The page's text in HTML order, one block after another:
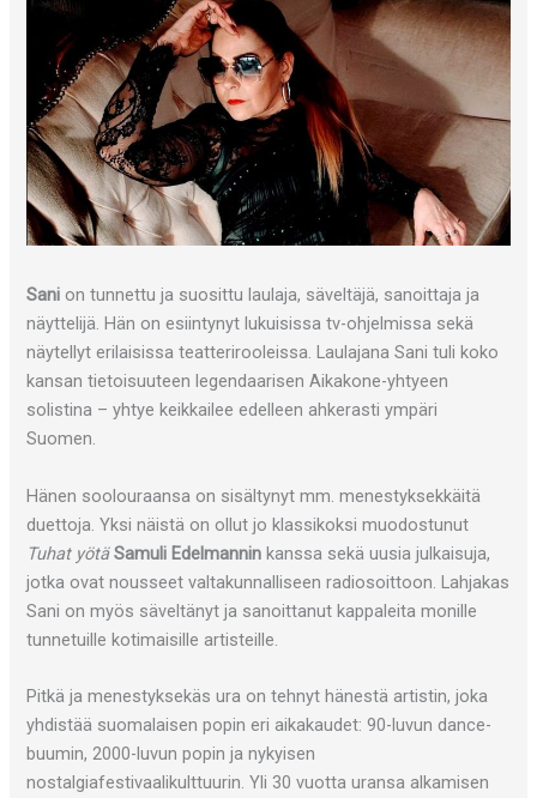
Sani on tunnettu ja suosittu laulaja, säveltäjä, sanoittaja ja
näyttelijä. Hän on esiintynyt lukuisissa tv-ohjelmissa sekä
näytellyt erilaisissa teatterirooleissa. Laulajana Sani tuli koko
kansan tietoisuuteen legendaarisen Aikakone-yhtyeen
solistina – yhtye keikkailee edelleen ahkerasti ympäri
Suomen.
Hänen soolouraansa on sisältynyt mm. menestyksekkäitä
duettoja. Yksi näistä on ollut jo klassikoksi muodostunut
Tuhat yötä Samuli Edelmannin kanssa sekä uusia julkaisuja,
jotka ovat nousseet valtakunnalliseen radiosoittoon. Lahjakas
Sani on myös säveltänyt ja sanoittanut kappaleita monille
tunnetuille kotimaisille artisteille.
Pitkä ja menestyksekäs ura on tehnyt hänestä artistin, joka
yhdistää suomalaisen popin eri aikakaudet: 90-luvun dance-
buumin, 2000-luvun popin ja nykyisen
nostalgiafestivaalikulttuurin. Yli 30 vuotta uransa alkamisen